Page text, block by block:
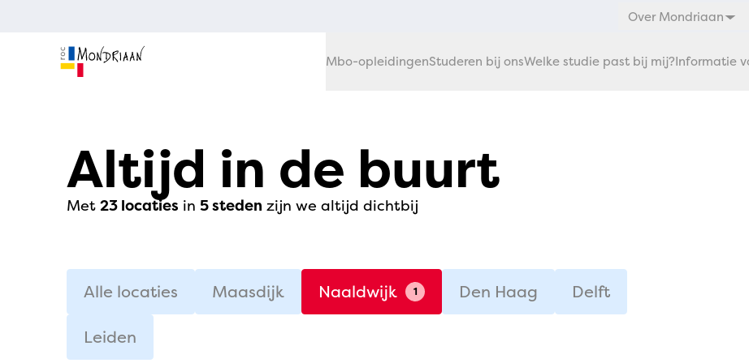
Over Mondriaan
Mbo-opleidingenStuderen bij onsWelke studie past bij mij?Informatie
Altijd in de buurt
Met 23 locaties in 5 steden zijn we altijd dichtbij
Alle locaties Maasdijk Naaldwijk 1 Den Haag Delft
Leiden